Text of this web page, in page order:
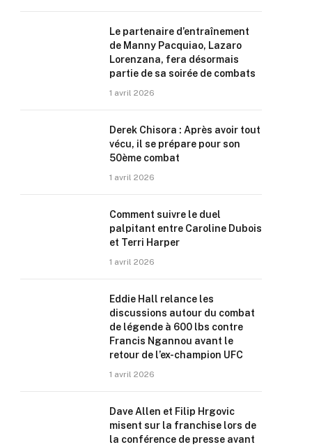
Le partenaire d’entraînement
de Manny Pacquiao, Lazaro
Lorenzana, fera désormais
partie de sa soirée de combats
1 avril 2026
Derek Chisora : Après avoir tout
vécu, il se prépare pour son
50ème combat
1 avril 2026
Comment suivre le duel
palpitant entre Caroline Dubois
et Terri Harper
1 avril 2026
Eddie Hall relance les
discussions autour du combat
de légende à 600 lbs contre
Francis Ngannou avant le
retour de l’ex-champion UFC
1 avril 2026
Dave Allen et Filip Hrgovic
misent sur la franchise lors de
la conférence de presse avant